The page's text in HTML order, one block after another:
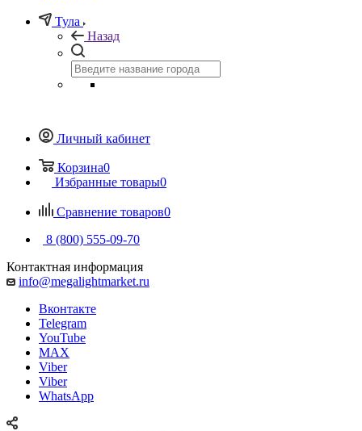
Тула
Назад
Личный кабинет
Корзина0
Избранные товары0
Сравнение товаров0
8 (800) 555-09-70
Контактная информация
info@megalightmarket.ru
Вконтакте
Telegram
YouTube
MAX
Viber
Viber
WhatsApp